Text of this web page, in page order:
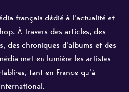
français dédié à l'actualité et
À travers des articles, des
des chroniques d'albums et des
met en lumière les artistes
tant en France qu'à